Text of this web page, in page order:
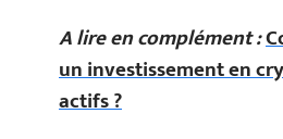
A lire en complément :
un investissement en
actifs ?